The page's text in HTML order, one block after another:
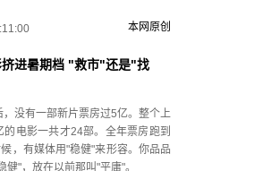
进暑期档 "救市"还是"找
，没有一部新片票房过5亿。整个上
的电影一共才24部。全年票房跑到
，有媒体用"稳健"来形容。你品品
健"，放在以前那叫"平庸"。
本网原创